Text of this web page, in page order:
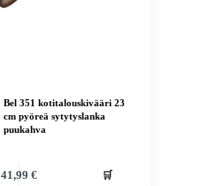
Bel 351 kotitalouskivääri 23
cm pyöreä sytytyslanka
puukahva
41,99 € 🛒